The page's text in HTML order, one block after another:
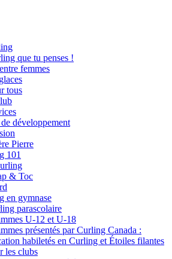
que tu penses !
femmes
tous
développement
Pierre
101
& Toc
en gymnase
parascolaire
U-12 et U-18
présentés par Curling Canada :
habiletés en Curling et Étoiles filantes
les clubs